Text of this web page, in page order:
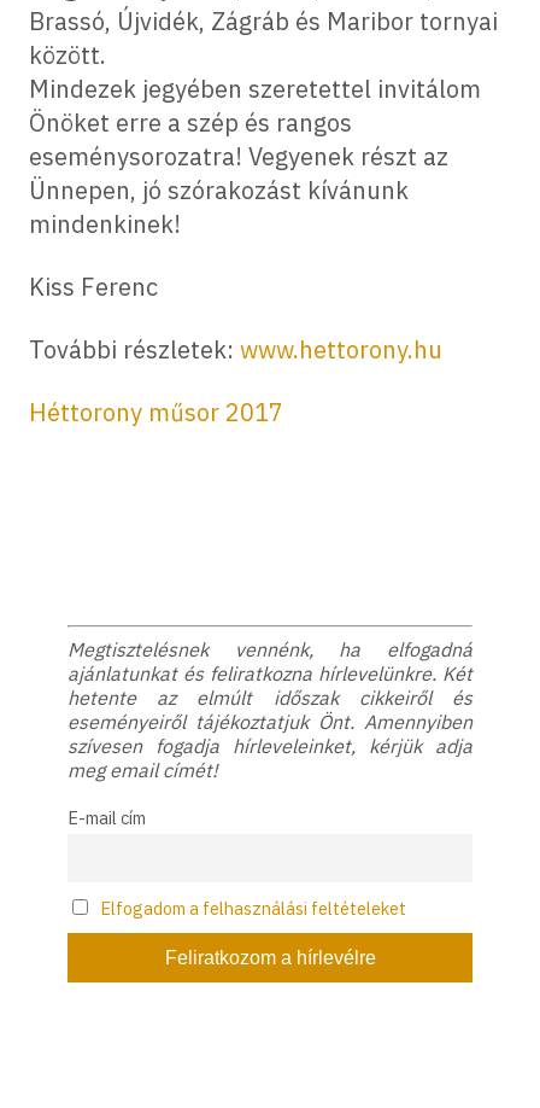
Brassó, Újvidék, Zágráb és Maribor tornyai
között.
Mindezek jegyében szeretettel invitálom
Önöket erre a szép és rangos
eseménysorozatra! Vegyenek részt az
Ünnepen, jó szórakozást kívánunk
mindenkinek!
Kiss Ferenc
További részletek: www.hettorony.hu
Héttorony műsor 2017
Megtisztelésnek vennénk, ha elfogadná
ajánlatunkat és feliratkozna hírlevelünkre. Két
hetente az elmúlt időszak cikkeiről és
eseményeiről tájékoztatjuk Önt. Amennyiben
szívesen fogadja hírleveleinket, kérjük adja
meg email címét!
E-mail cím
Elfogadom a felhasználási feltételeket